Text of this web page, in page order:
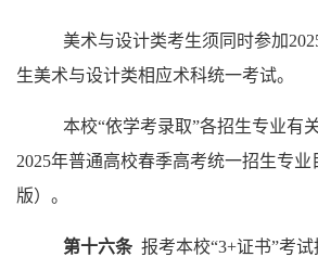
美术与设计类考生须同时参加
生美术与设计类相应术科统一考试。
本校“依学考录取”各招生专业有
2025年普通高校春季高考统一招生专业
版）。
第十六条 报考本校“3+证书”考试